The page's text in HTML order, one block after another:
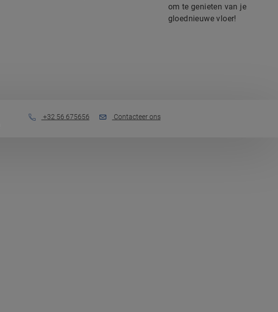
om te genieten van je
gloednieuwe vloer!
+32 56 675656 Contacteer ons